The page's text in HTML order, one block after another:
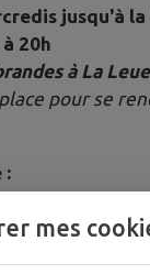
jusqu'à
20h
à La Leue
pour se
:
des 🍅
mes